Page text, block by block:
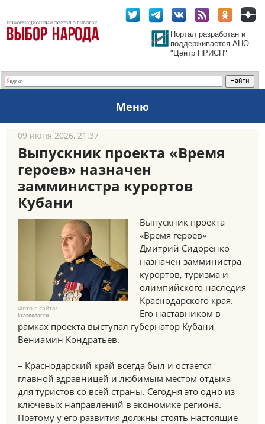
Портал разработан и
поддерживается АНО
"Центр ПРИСП"
Меню
09 июня 2026, 21:37
Выпускник проекта «Время
героев» назначен
замминистра курортов
Кубани
Фото с сайта:
krasnodar.ru
Выпускник проекта
«Время героев»
Дмитрий Сидоренко
назначен замминистра
курортов, туризма и
олимпийского наследия
Краснодарского края.
Его наставником в
рамках проекта выступал губернатор Кубани
Вениамин Кондратьев.
– Краснодарский край всегда был и остается
главной здравницей и любимым местом отдыха
для туристов со всей страны. Сегодня это одно из
ключевых направлений в экономике региона.
Поэтому у его развития должны стоять настоящие